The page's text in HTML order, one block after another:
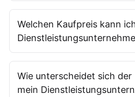
Welchen Kaufpreis kann
Wie unterscheidet sich
mein